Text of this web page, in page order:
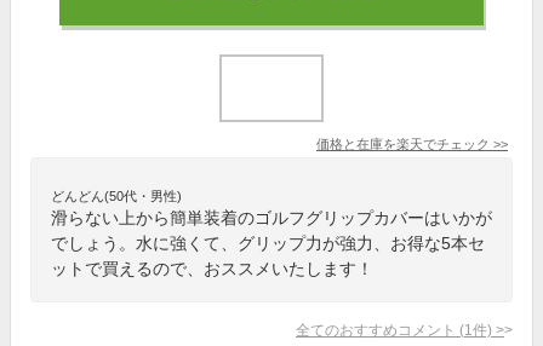
価格と在庫を楽天でチェック >>
どんどん(50代・男性)
滑らない上から簡単装着のゴルフグリップカバーはいかが
でしょう。水に強くて、グリップ力が強力、お得な5本セ
ットで買えるので、おススメいたします！
全てのおすすめコメント (1 件) >